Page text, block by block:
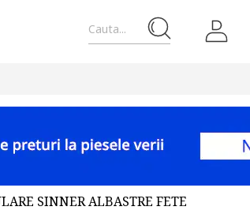
Cauta...
SINNER ALBASTRE FETE